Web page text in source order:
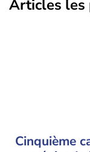
Articles les
Cinquième